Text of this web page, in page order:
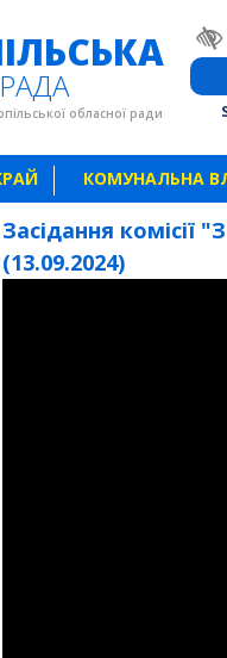
обласної ради
КОМУНАЛЬНА
Засідання комісії
(13.09.2024)